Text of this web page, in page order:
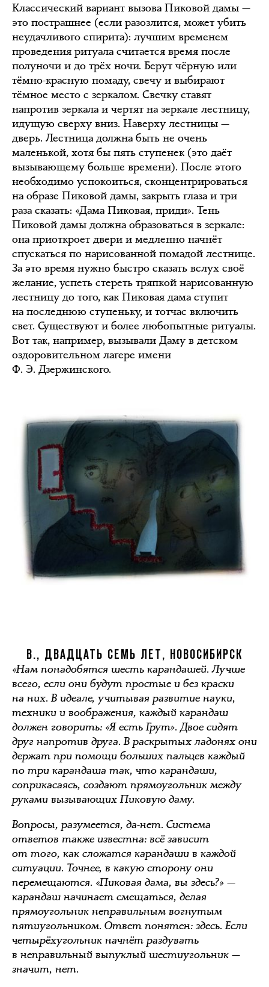
Классический вариант вызова Пиковой дамы —
это пострашнее (если разозлится, может убить
неудачливого спирита): лучшим временем
проведения ритуала считается время после
полуночи и до трёх ночи. Берут чёрную или
тёмно-красную помаду, свечу и выбирают
тёмное место с зеркалом. Свечку ставят
напротив зеркала и чертят на зеркале лестницу,
идущую сверху вниз. Наверху лестницы —
дверь. Лестница должна быть не очень
маленькой, хотя бы пять ступенек (это даёт
вызывающему больше времени). После этого
необходимо успокоиться, сконцентрироваться
на образе Пиковой дамы, закрыть глаза и три
раза сказать: «Дама Пиковая, приди». Тень
Пиковой дамы должна образоваться в зеркале:
она приоткроет двери и медленно начнёт
спускаться по нарисованной помадой лестнице.
За это время нужно быстро сказать вслух своё
желание, успеть стереть тряпкой нарисованную
лестницу до того, как Пиковая дама ступит
на последнюю ступеньку, и тотчас включить
свет. Существуют и более любопытные ритуалы.
Вот так, например, вызывали Даму в детском
оздоровительном лагере имени
Ф. Э. Дзержинского.
В., ДВАДЦАТЬ СЕМЬ ЛЕТ, НОВОСИБИРСК
«Нам понадобятся шесть карандашей. Лучше
всего, если они будут простые и без краски
на них. В идеале, учитывая развитие науки,
техники и воображения, каждый карандаш
должен говорить: «Я есть Грут». Двое сидят
друг напротив друга. В раскрытых ладонях они
держат при помощи больших пальцев каждый
по три карандаша так, что карандаши,
соприкасаясь, создают прямоугольник между
руками вызывающих Пиковую даму.
Вопросы, разумеется, да-нет. Система
ответов также известна: всё зависит
от того, как сложатся карандаши в каждой
ситуации. Точнее, в какую сторону они
перемещаются. «Пиковая дама, вы здесь?» —
карандаш начинает смещаться, делая
прямоугольник неправильным вогнутым
пятиугольником. Ответ понятен: здесь. Если
четырёхугольник начнёт раздувать
в неправильный выпуклый шестиугольник —
значит, нет.